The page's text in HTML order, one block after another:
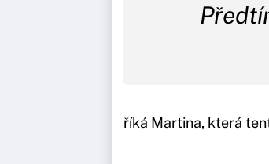
říká Martina, která